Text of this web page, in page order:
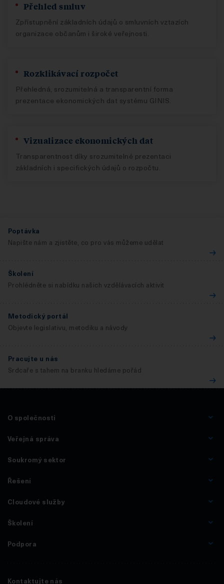
Přehled smluv
Zpřístupnění základních údajů o smluvních vztazích
organizace občanům i široké veřejnosti.
Rozklikávací rozpočet
Přehledná, srozumitelná a transparentní forma
prezentace ekonomických dat systému GINIS.
Vizualizace ekonomických dat
Transparentnost díky srozumitelné prezentaci
základních i specifických údajů o rozpočtu.
Poptávka
Napište nám a zjistěte, co pro vás můžeme udělat
Školení
Prohlédněte si nabídku našich vzdělávacích aktivit
Metodický portál
Objevte legislativu, metodiku a návody
Pracujte u nás
Srdcaře s tahem na branku hledáme pořád
O společnosti
Veřejná správa
Soukromý sektor
Řešení
Cloudové služby
Školení
Podpora
Kontaktujte nás